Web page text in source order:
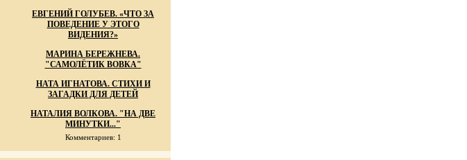
ЕВГЕНИЙ ГОЛУБЕВ. «ЧТО ЗА
ПОВЕДЕНИЕ У ЭТОГО
ВИДЕНИЯ?»
МАРИНА БЕРЕЖНЕВА.
"САМОЛЁТИК ВОВКА"
НАТА ИГНАТОВА. СТИХИ И
ЗАГАДКИ ДЛЯ ДЕТЕЙ
НАТАЛИЯ ВОЛКОВА. "НА ДВЕ
МИНУТКИ..."
Комментариев: 1